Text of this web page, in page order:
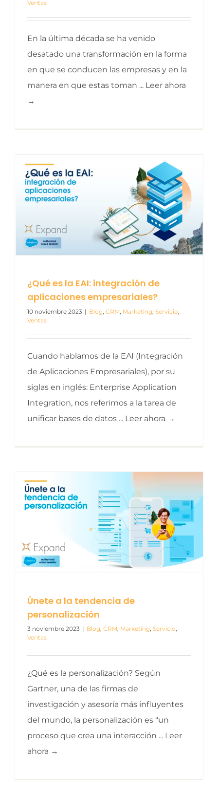
Ventas
En la última década se ha venido
desatado una transformación en la forma
en que se conducen las empresas y en la
manera en que estas toman ... Leer ahora
→
¿Qué es la EAI: integración de
aplicaciones empresariales?
10 noviembre 2023 | Blog CRM Marketing Servicio
Ventas
Cuando hablamos de la EAI (Integración
de Aplicaciones Empresariales), por su
siglas en inglés: Enterprise Application
Integration, nos referimos a la tarea de
unificar bases de datos ... Leer ahora →
Únete a la tendencia de
personalización
3 noviembre 2023 | Blog, CRM, Marketing, Servicio,
Ventas
¿Qué es la personalización? Según
Gartner, una de las firmas de
investigación y asesoría más influyentes
del mundo, la personalización es “un
proceso que crea una interacción ... Leer
ahora →